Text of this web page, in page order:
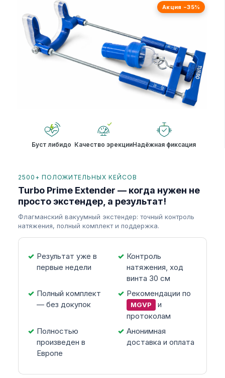
Акция −35%
Буст либидо Качество эрекцииНадёжная фиксация
2500+ ПОЛОЖИТЕЛЬНЫХ КЕЙСОВ
Turbo Prime Extender — когда нужен не
просто экстендер, а результат!
Флагманский вакуумный экстендер: точный контроль
натяжения, полный комплект и поддержка.
Результат уже в
первые недели
Контроль
натяжения, ход
винта 30 см
Полный комплект
— без докупок
Рекомендации по
MGVP
и
протоколам
Полностью
произведен в
Европе
Анонимная
доставка и оплата